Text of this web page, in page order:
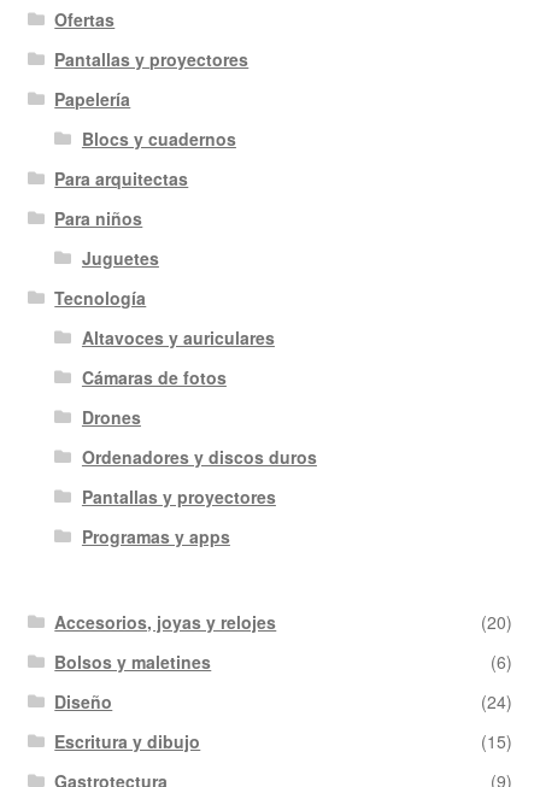
Ofertas
Pantallas y proyectores
Papelería
Blocs y cuadernos
Para arquitectas
Para niños
Juguetes
Tecnología
Altavoces y auriculares
Cámaras de fotos
Drones
Ordenadores y discos duros
Pantallas y proyectores
Programas y apps
Accesorios, joyas y relojes
(20)
Bolsos y maletines
(6)
Diseño
(24)
Escritura y dibujo
(15)
Gastrotectura
(9)